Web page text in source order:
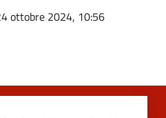
ottobre 2024, 10:56